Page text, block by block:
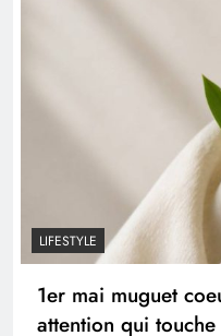
LIFESTYLE
1er mai muguet
attention qui touche